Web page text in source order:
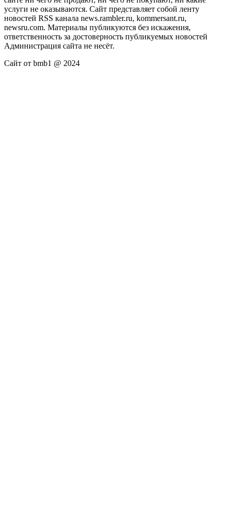
услуги не оказываются. Сайт представляет собой ленту
новостей RSS канала news.rambler.ru, kommersant.ru,
newsru.com. Материалы публикуются без искажения,
ответственность за достоверность публикуемых новостей
Администрация сайта не несёт.
Сайт от bmb1 @ 2024